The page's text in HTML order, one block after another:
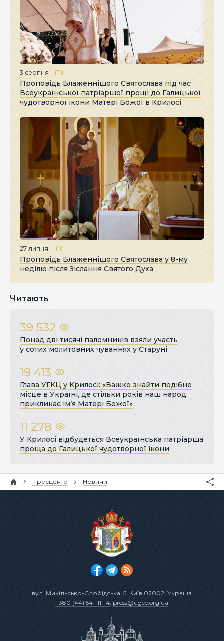
3 серпня
Проповідь Блаженнішого Святослава під час
Всеукраїнської патріаршої прощі до Галицької
чудотворної ікони Матері Божої в Крилосі
27 липня
Проповідь Блаженнішого Святослава у 8-му
неділю після Зіслання Святого Духа
Читають
39 532
Понад дві тисячі паломників взяли участь
у сотих молитовних чуваннях у Старуні
19 413
Глава УГКЦ у Крилосі: «Важко знайти подібне
місце в Україні, де стільки років наш народ
прикликає ім’я Матері Божої»
11 278
У Крилосі відбудеться Всеукраїнська патріарша
проща до Галицької чудотворної ікони
Пресцентр Новини
вул. Микільсько-Слобідська, 5, Київ 02002, Україна
+380 (44) 541-11-14, press@ugcc.org.ua